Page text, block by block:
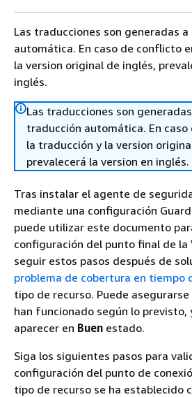
Las traducciones son generadas
automática. En caso de conflicto
la version original de inglés,
inglés.
Las traducciones son
traducción automática. En
la traducción y la version
prevalecerá la version en inglés.
Tras instalar el agente de
mediante una configuración
puede utilizar este documento
configuración del punto final de la
seguir estos pasos después de
problema de cobertura en tiempo
tipo de recurso. Puede
han funcionado según lo previsto,
aparecer en Buen estado.
Siga los siguientes pasos para
configuración del punto de
tipo de recurso se ha establecido